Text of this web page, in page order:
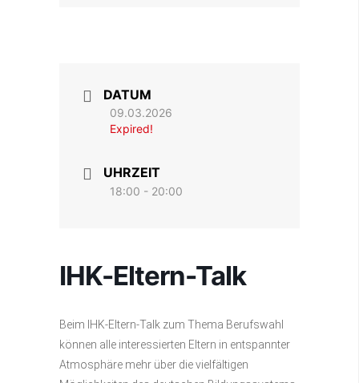
DATUM
09.03.2026
Expired!
UHRZEIT
18:00 - 20:00
IHK-Eltern-Talk
Beim IHK-Eltern-Talk zum Thema Berufswahl
können alle interessierten Eltern in entspannter
Atmosphäre mehr über die vielfältigen